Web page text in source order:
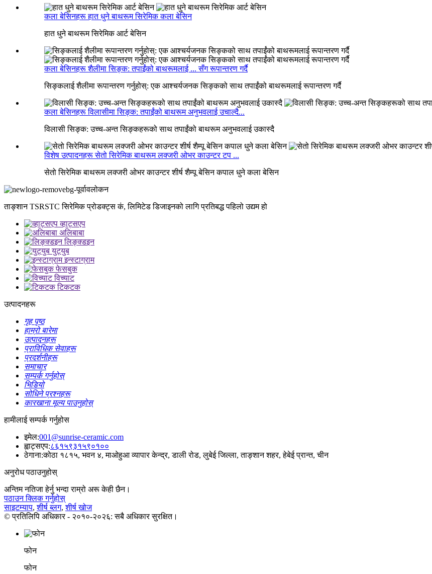
कला बेसिनहरू हात धुने बाथरूम सिरेमिक कला बेसिन
हात धुने बाथरूम सिरेमिक आर्ट बेसिन
कला बेसिनहरू शैलीमा सिङ्क: तपाईंको बाथरूमलाई ... सँग रूपान्तरण गर्दै
सिङ्कलाई शैलीमा रूपान्तरण गर्नुहोस्: एक आश्चर्यजनक सिङ्कको साथ तपाईंको बाथरूमलाई रूपान्तरण गर्दै
कला बेसिनहरू विलासीमा सिङ्क: तपाईंको बाथरूम अनुभवलाई उचाल्दै...
विलासी सिङ्क: उच्च-अन्त सिङ्कहरूको साथ तपाईंको बाथरूम अनुभवलाई उकास्दै
विशेष उत्पादनहरू सेतो सिरेमिक बाथरूम लक्जरी ओभर काउन्टर टप ...
सेतो सिरेमिक बाथरूम लक्जरी ओभर काउन्टर शीर्ष शैम्पू बेसिन कपाल धुने कला बेसिन
ताङ्शान TSRSTC सिरेमिक प्रोडक्ट्स कं, लिमिटेड डिजाइनको लागि प्रतिबद्ध पहिलो उद्यम हो
व्हाट्सएप
अलिबाबा
लिङ्क्डइन
युट्युब
इन्स्टाग्राम
फेसबुक
विच्याट
टिकटक
उत्पादनहरू
गृह पृष्ठ
हाम्रो बारेमा
उत्पादनहरू
प्राविधिक सेवाहरू
प्रदर्शनीहरू
समाचार
सम्पर्क गर्नुहोस्
भिडियो
सोधिने प्रश्नहरू
कारखाना मूल्य पाउनुहोस्
हामीलाई सम्पर्क गर्नुहोस
इमेल:001@sunrise-ceramic.com
ह्वाट्सएप:८६१५९३१५९०१००
ठेगाना:कोठा १८१५, भवन ४, माओहुआ व्यापार केन्द्र, डाली रोड, लुबेई जिल्ला, ताङ्शान शहर, हेबेई प्रान्त, चीन
अनुरोध पठाउनुहोस्
अन्तिम नतिजा हेर्नु भन्दा राम्रो अरू केही छैन।
पठाउन क्लिक गर्नुहोस्
साइटम्याप,शीर्ष ब्लग,शीर्ष खोज
© प्रतिलिपि अधिकार - २०१०-२०२६: सबै अधिकार सुरक्षित।
फोन
फोन